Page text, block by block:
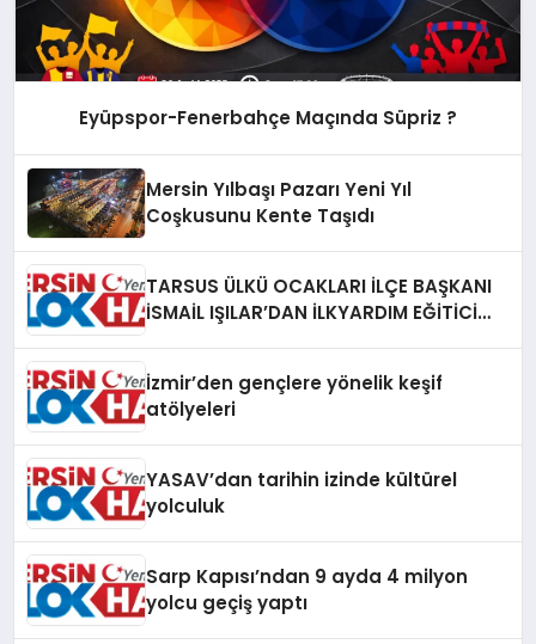
Eyüpspor-Fenerbahçe Maçında Süpriz ?
Mersin Yılbaşı Pazarı Yeni Yıl
Coşkusunu Kente Taşıdı
TARSUS ÜLKÜ OCAKLARI İLÇE BAŞKANI
İSMAİL IŞILAR’DAN İLKYARDIM EĞİTİCİ
İzmir’den gençlere yönelik keşif
atölyeleri
YASAV’dan tarihin izinde kültürel
yolculuk
Sarp Kapısı’ndan 9 ayda 4 milyon
yolcu geçiş yaptı